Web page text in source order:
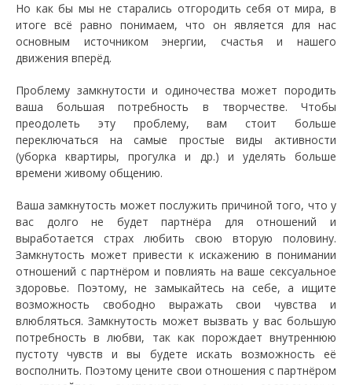
Но как бы мы не старались отгородить себя от мира, в
итоге всё равно понимаем, что он является для нас
основным источником энергии, счастья и нашего
движения вперёд.
Проблему замкнутости и одиночества может породить
ваша большая потребность в творчестве. Чтобы
преодолеть эту проблему, вам стоит больше
переключаться на самые простые виды активности
(уборка квартиры, прогулка и др.) и уделять больше
времени живому общению.
Ваша замкнутость может послужить причиной того, что у
вас долго не будет партнёра для отношений и
выработается страх любить свою вторую половину.
Замкнутость может привести к искажению в понимании
отношений с партнёром и повлиять на ваше сексуальное
здоровье. Поэтому, не замыкайтесь на себе, а ищите
возможность свободно выражать свои чувства и
влюбляться. Замкнутость может вызвать у вас большую
потребность в любви, так как порождает внутреннюю
пустоту чувств и вы будете искать возможность её
восполнить. Поэтому цените свои отношения с партнёром